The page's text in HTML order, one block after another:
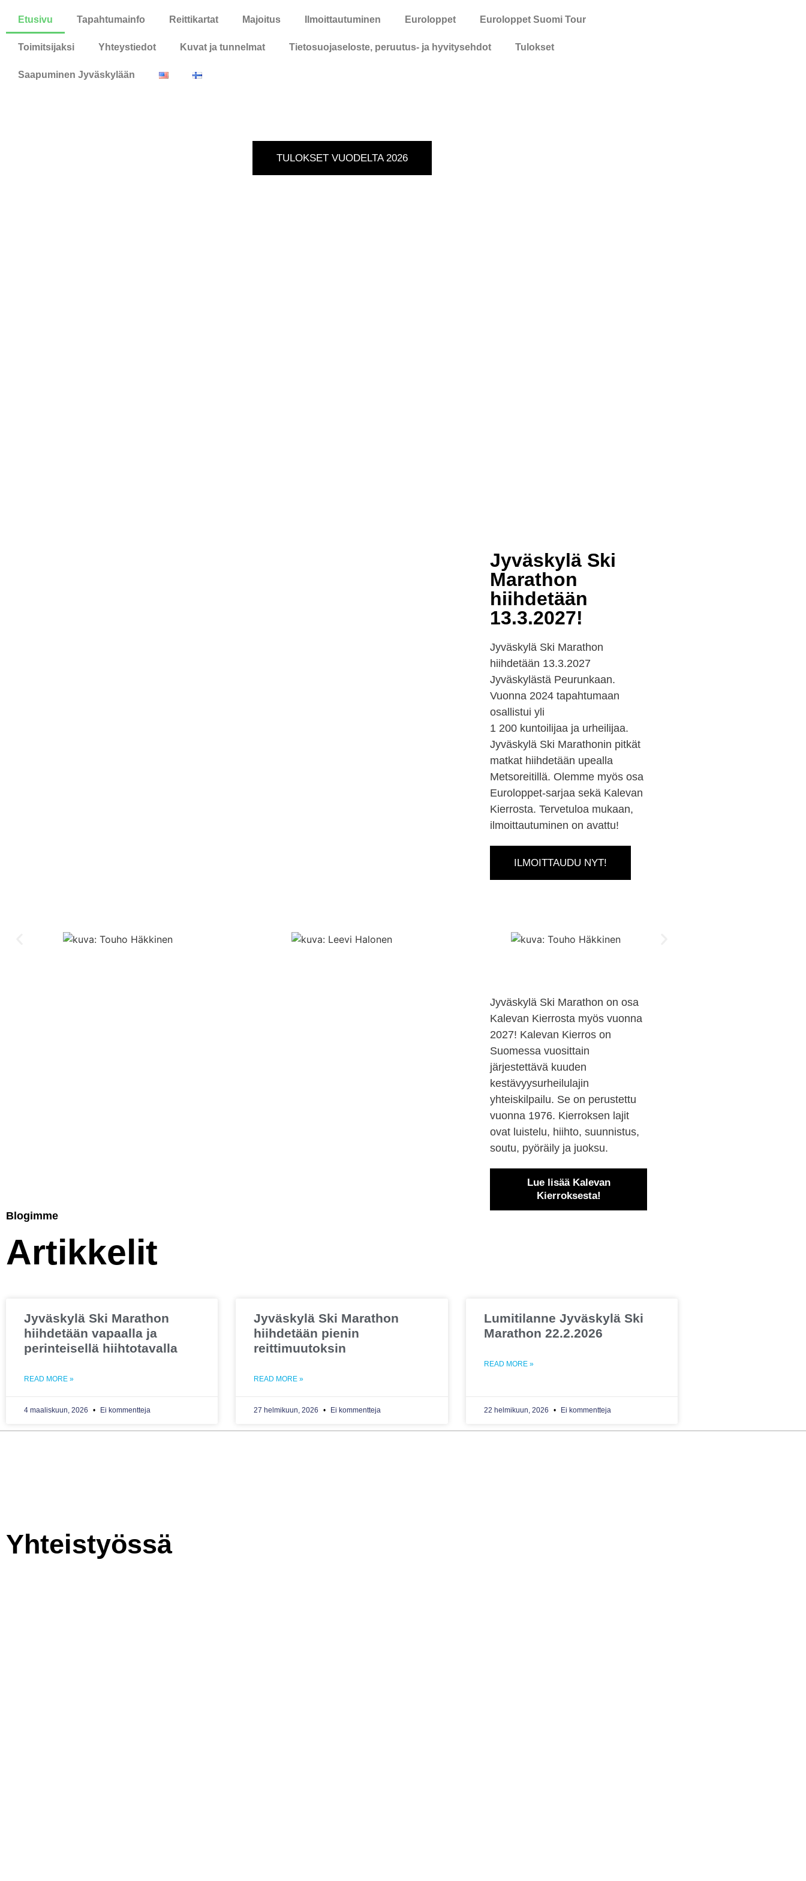
Etusivu Tapahtumainfo Reittikartat Majoitus Ilmoittautuminen Euroloppet Euroloppet Suomi Tour
Toimitsijaksi Yhteystiedot Kuvat ja tunnelmat Tietosuojaseloste, peruutus- ja hyvitysehdot Tulokset
Saapuminen Jyväskylään
TULOKSET VUODELTA 2026
Jyväskylä Ski
Marathon
hiihdetään
13.3.2027!
Jyväskylä Ski Marathon
hiihdetään 13.3.2027
Jyväskylästä Peurunkaan.
Vuonna 2024 tapahtumaan
osallistui yli
1 200 kuntoilijaa ja urheilijaa.
Jyväskylä Ski Marathonin pitkät
matkat hiihdetään upealla
Metsoreitillä. Olemme myös osa
Euroloppet-sarjaa sekä Kalevan
Kierrosta. Tervetuloa mukaan,
ilmoittautuminen on avattu!
ILMOITTAUDU NYT!
Jyväskylä Ski Marathon on osa
Kalevan Kierrosta myös vuonna
2027! Kalevan Kierros on
Suomessa vuosittain
järjestettävä kuuden
kestävyysurheilulajin
yhteiskilpailu. Se on perustettu
vuonna 1976. Kierroksen lajit
ovat luistelu, hiihto, suunnistus,
soutu, pyöräily ja juoksu.
Lue lisää Kalevan
Kierroksesta!
Blogimme
Artikkelit
Jyväskylä Ski Marathon
hiihdetään vapaalla ja
perinteisellä hiihtotavalla
READ MORE »
4 maaliskuun, 2026 Ei kommentteja
Jyväskylä Ski Marathon
hiihdetään pienin
reittimuutoksin
READ MORE »
27 helmikuun, 2026 Ei kommentteja
Lumitilanne Jyväskylä Ski
Marathon 22.2.2026
READ MORE »
22 helmikuun, 2026 Ei kommentteja
Yhteistyössä